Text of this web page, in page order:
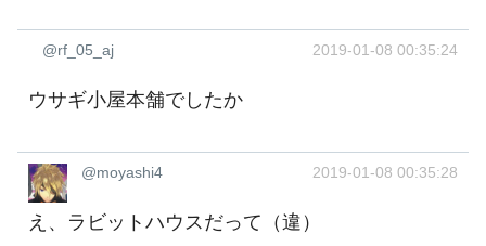
@rf_05_aj 2019-01-08 00:35:24
ウサギ小屋本舗でしたか
@moyashi4 2019-01-08 00:35:28
え、ラビットハウスだって（違）